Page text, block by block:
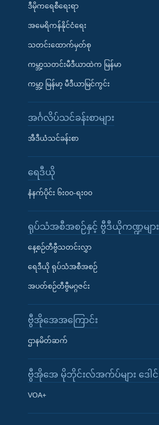
Learning English
ဒီမိုကရေစီရေးရာ
အမေရိကန်နိုင်ငံရေး
သတင်းထောက်မှတ်စု
ကမ္ဘာ့သတင်းမီဒီယာထဲက မြန်မာ
ကမ္ဘာ့ မြန်မာ့ မီဒီယာမြင်ကွင်း
အင်္ဂလိပ်သင်ခန်းစာများ
အီဒီယံသင်ခန်းစာ
ရေဒီယို
နံနက်ပိုင်း ၆း၀၀-ရး၀၀
ရုပ်သံအစီအစဉ်နှင့် ဗွီဒီယိုကဏ္ဍများ
နေ့စဉ်တီဗွီသတင်းလွှာ
ရေဒီယို ရုပ်သံအစီအစဉ်
အပတ်စဉ်တီဗွီမဂ္ဂဇင်း
ဗွီအိုအေအကြောင်း
ဌာနမိတ်ဆက်
ဗွီအိုအေ မိုဘိုင်းလ်အက်ပ်များ ဒေ
VOA+